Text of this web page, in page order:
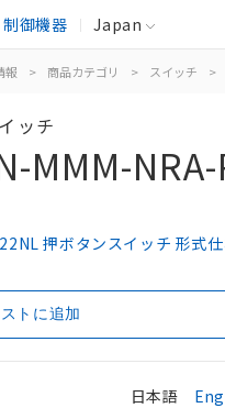
制御機器 Japan
報 > 商品カテゴリ > スイッチ >
ッチ
MMM-
押ボタンスイッチ 形式
トに追加
日本語